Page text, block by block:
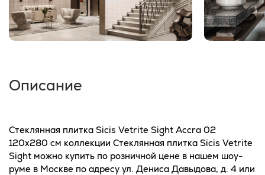
Описание
Стеклянная плитка Sicis Vetrite Sight Accra 02
120x280 см коллекции Стеклянная плитка Sicis Vetrite
Sight можно купить по розничной цене в нашем шоу-
руме в Москве по адресу ул. Дениса Давыдова, д. 4 или